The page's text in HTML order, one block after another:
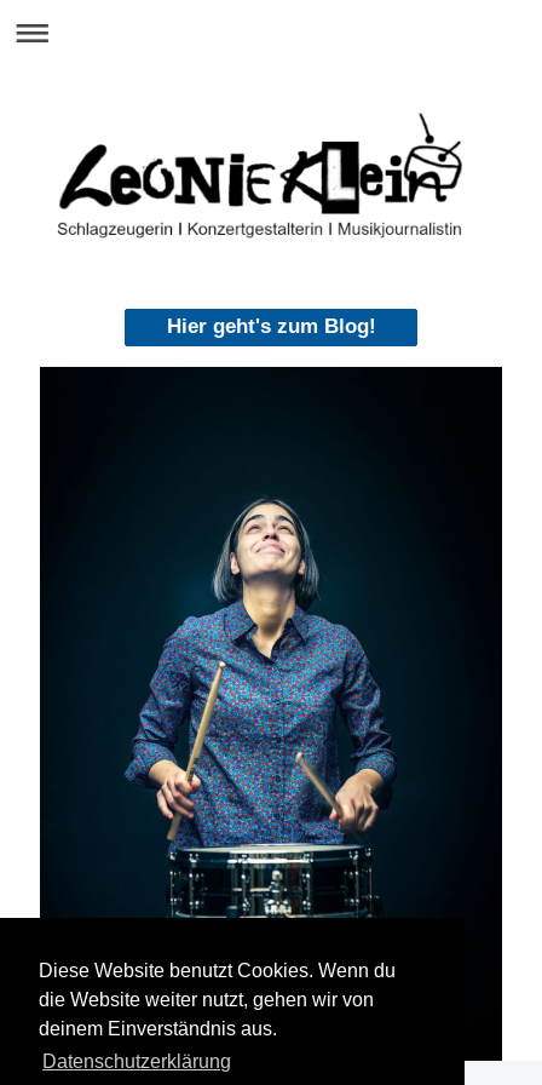
Diese Website benutzt Cookies. Wenn du
die Website weiter nutzt, gehen wir von
deinem Einverständnis aus.
Datenschutzerklärung
Hier geht's zum Blog!